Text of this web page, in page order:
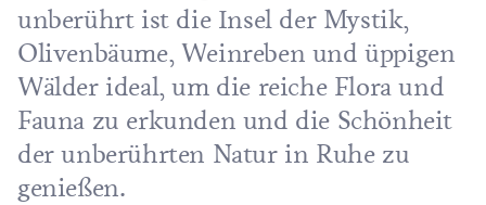
unberührt ist die Insel der Mystik,
Olivenbäume, Weinreben und üppigen
Wälder ideal, um die reiche Flora und
Fauna zu erkunden und die Schönheit
derunberührten Naturin Ruhe zu
genießen.